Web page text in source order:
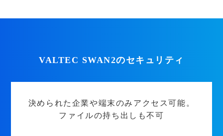
VALTEC SWAN2のセキュリティ
決められた企業や端末のみアクセス可能。
ファイルの持ち出しも不可